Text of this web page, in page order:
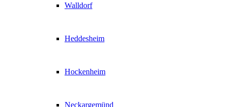
Walldorf
Heddesheim
Hockenheim
Neckargemünd